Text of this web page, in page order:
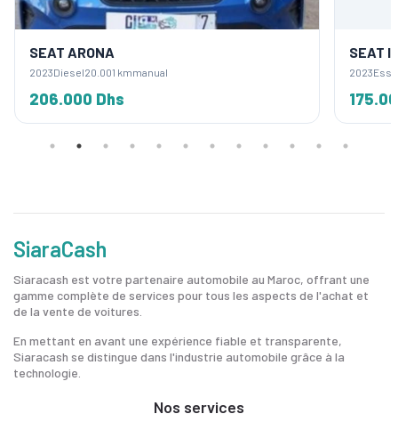
SEAT ARONA
2023Diesel20.001 kmmanual
206.000 Dhs
SEAT
2023
SiaraCash
Siaracash est votre partenaire automobile au Maroc, offrant une
gamme complète de services pour tous les aspects de l'achat et
de la vente de voitures.
En mettant en avant une expérience fiable et transparente,
Siaracash se distingue dans l'industrie automobile grâce à la
technologie.
Nos services